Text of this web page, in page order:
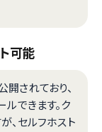
可能
されており、
できます。ク
、セルフホスト